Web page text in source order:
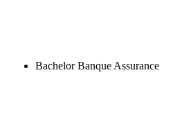
Bachelor Banque Assurance